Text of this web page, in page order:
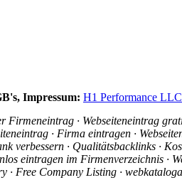
Impressum: H1 Performance LLC
· Webseiteneintrag
· Firma eintragen ·
verbessern · Qualitätsbacklinks ·
eintragen im Firmenverzeichnis ·
· Free Company Listing ·